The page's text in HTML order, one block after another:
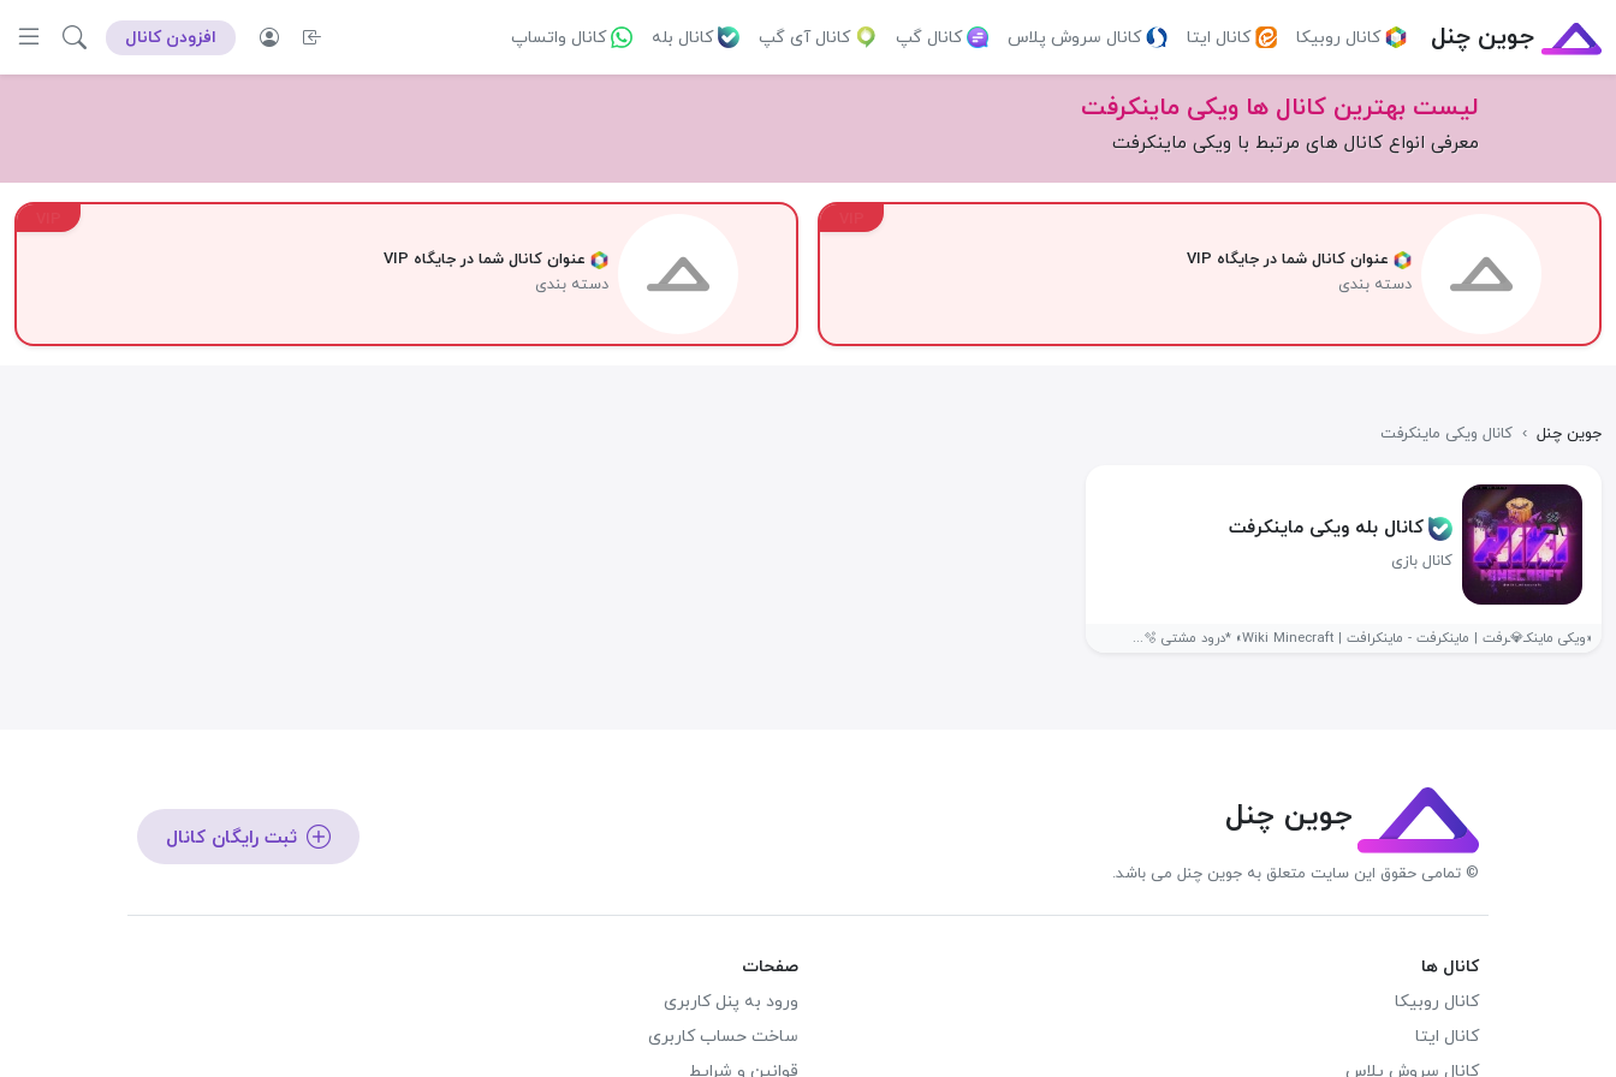
جوین چنل کانال روبیکا کانال ایتا کانال سروش پلاس کانال گپ کانال آی گپ کانال بله کانال واتساپ افزودن کانال
لیست بهترین کانال ها ویکی ماینکرفت
معرفی انواع کانال های مرتبط با ویکی ماینکرفت
عنوان کانال شما در جایگاه VIP
دسته بندی
عنوان کانال شما در جایگاه VIP
دسته بندی
جوین چنل › کانال ویکی ماینکرفت
کانال بله ویکی ماینکرفت
کانال بازی
«ویکی ماینکـ💎ـرفت | ماینکرفت - ماینکرافت | Wiki Minecraft» *درود مشتی 🫧...
جوین چنل
© تمامی حقوق این سایت متعلق به جوین چنل می باشد.
ثبت رایگان کانال
کانال ها
کانال روبیکا
کانال ایتا
کانال سروش پلاس
صفحات
ورود به پنل کاربری
ساخت حساب کاربری
قوانین و شرایط